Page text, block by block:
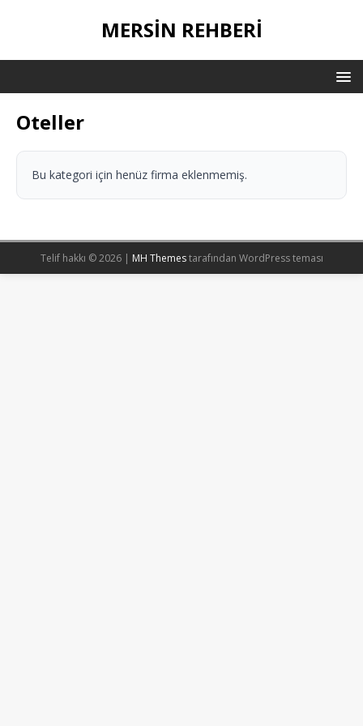
MERSIN REHBERI
Oteller
Bu kategori için henüz firma eklenmemiş.
Telif hakkı © 2026 | MH Themestarafından WordPress teması